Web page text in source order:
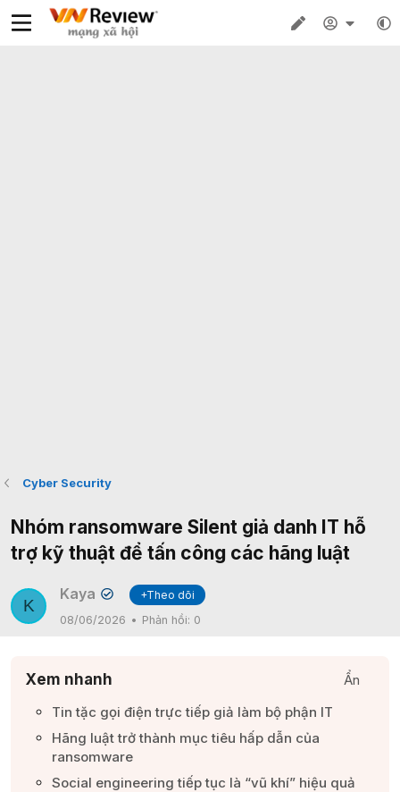
Cyber Security
Nhóm ransomware Silent giả danh IT hỗ
trợ kỹ thuật để tấn công các hãng luật
K
Kaya ✔
+Theo dõi
08/06/2026
Phản hồi: 0
Xem nhanh
Ẩn
Tin tặc gọi điện trực tiếp giả làm bộ phận IT​
Hãng luật trở thành mục tiêu hấp dẫn của
ransomware​
Social engineering tiếp tục là “vũ khí” hiệu quả